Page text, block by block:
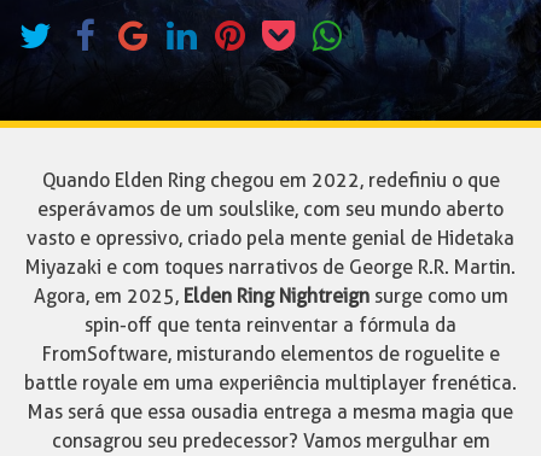
Quando Elden Ring chegou em 2022, redefiniu o que
esperávamos de um soulslike, com seu mundo aberto
vasto e opressivo, criado pela mente genial de Hidetaka
Miyazaki e com toques narrativos de George R.R. Martin.
Agora, em 2025, Elden Ring Nightreignsurge como um
spin-off que tenta reinventar a fórmula da
FromSoftware, misturando elementos de roguelite e
battle royale em uma experiência multiplayer frenética.
Mas será que essa ousadia entrega a mesma magia que
consagrou seu predecessor? Vamos mergulhar em